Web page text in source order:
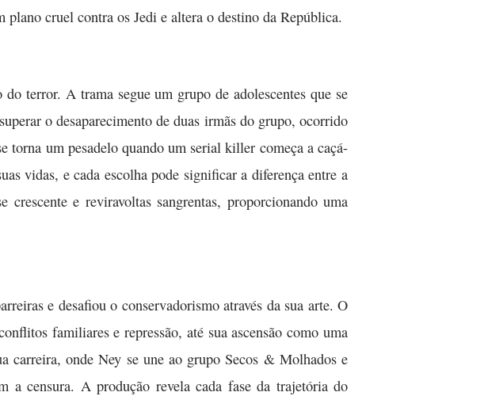
plano cruel contra os Jedi e altera o destino da República.
terror. A trama segue um grupo de adolescentes que se
o desaparecimento de duas irmãs do grupo, ocorrido
torna um pesadelo quando um serial killer começa a caçá-
vidas, e cada escolha pode significar a diferença entre a
e reviravoltas sangrentas, proporcionando uma
e desafiou o conservadorismo através da sua arte. O
familiares e repressão, até sua ascensão como uma
carreira, onde Ney se une ao grupo Secos & Molhados e
a censura. A produção revela cada fase da trajetória do